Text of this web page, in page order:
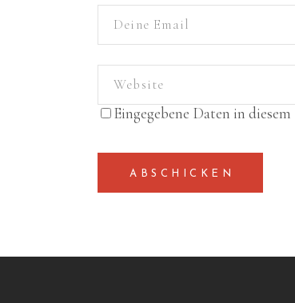
Eingegebene Daten in
ABSCHICKEN